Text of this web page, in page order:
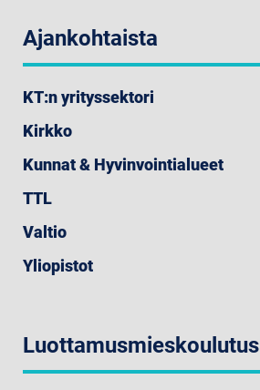
Ajankohtaista
KT:n yrityssektori
Kirkko
Kunnat & Hyvinvointialueet
TTL
Valtio
Yliopistot
Luottamusmieskoulutus